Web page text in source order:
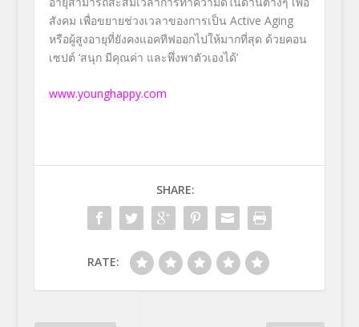
สังคม เพื่อขยายช่วงเวลาของการเป็น Active Aging
หรือผู้สูงอายุที่ยังคงแอคทีฟออกไปให้มากที่สุด ด้วยคอน
เซปต์ ‘สนุก มีคุณค่า และพึ่งพาตัวเองได้’
www.younghappy.com
SHARE:
RATE: